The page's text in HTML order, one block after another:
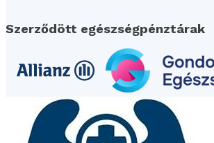
Szerződött egészségpénztárak